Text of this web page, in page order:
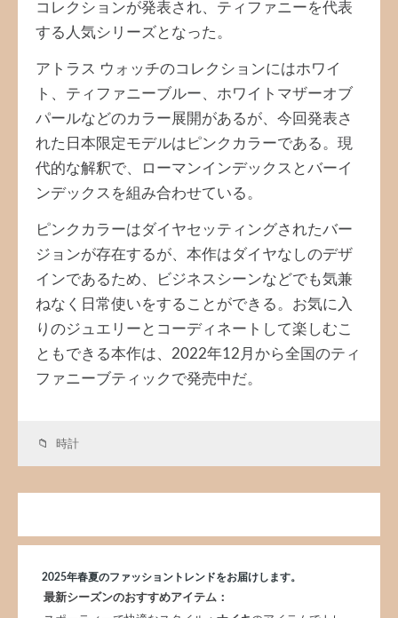
コレクションが発表され、ティファニーを代表
する人気シリーズとなった。
アトラス ウォッチのコレクションにはホワイ
ト、ティファニーブルー、ホワイトマザーオブ
パールなどのカラー展開があるが、今回発表さ
れた日本限定モデルはピンクカラーである。現
代的な解釈で、ローマンインデックスとバーイ
ンデックスを組み合わせている。
ピンクカラーはダイヤセッティングされたバー
ジョンが存在するが、本作はダイヤなしのデザ
インであるため、ビジネスシーンなどでも気兼
ねなく日常使いをすることができる。お気に入
りのジュエリーとコーディネートして楽しむこ
ともできる本作は、2022年12月から全国のティ
ファニーブティックで発売中だ。
時計
2025年春夏のファッショントレンドをお届けします。
最新シーズンのおすすめアイテム：